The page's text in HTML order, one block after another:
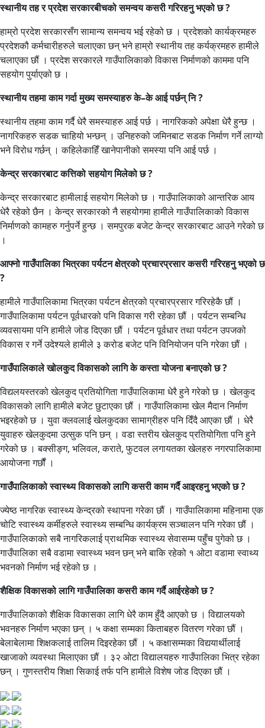
स्थानीय तह र प्रदेश सरकारबीचको समन्वय कसरी गरिरहनु भएको छ ?
हाम्रो प्रदेश सरकारसँग सामान्य समन्वय भई रहेको छ । प्रदेशको कार्यक्रमहरु
प्रदेशकौ कर्मचारीहरुले चलाएका छन् भने हाम्रो स्थानीय तह कर्यक्रमहरु हामीले
चलाएका छौं । प्रदेश सरकारले गाउँपालिकाको विकास निर्माणको काममा पनि
सहयोग पुर्याएको छ ।
स्थानीय तहमा काम गर्दा मुख्य समस्याहरु के–के आई पर्छन् नि ?
स्थानीय तहमा काम गर्दै धेरै समस्याहरु आई पर्छ । नागरिकको अपेक्षा धेरै हुन्छ ।
नागरिकहरु सडक चाहियो भन्छन् । उनिहरुको जमिनबाट सडक निर्माण गर्ने लाग्यो
भने विरोध गर्छन् । कहिलेकाहिँ खानेपानीको समस्या पनि आई पर्छ ।
केन्द्र सरकारबाट कत्तिको सहयोग मिलेको छ ?
केन्द्र सरकारबाट हामीलाई सहयोग मिलेको छ । गाउँपालिकाको आन्तरिक आय
धेरै रहेको छैन । केन्द्र सरकारको नै सहयोगमा हामीले गाउँपालिकाको विकास
निर्माणको कामहरु गर्नुपर्ने हुन्छ । समपुरक बजेट केन्द्र सरकारबाट आउने गरेको छ
।
आफ्नो गाउँपालिका भित्रका पर्यटन क्षेत्रको प्रचारप्रसार कसरी गरिरहनु भएको छ
?
हामीले गाउँपालिकामा भित्रका पर्यटन क्षेत्रको प्रचारप्रसार गरिरहेकै छौं ।
गाउँपालिकामा पर्यटन पूर्वधारको पनि विकास गरी रहेका छौं । पर्यटन सम्बन्धि
व्यवसायमा पनि हामीले जोड दिएका छौं । पर्यटन पूर्वधार तथा पर्यटन उपजको
विकास र गर्ने उदेश्यले हामीले ३ करोड बजेट पनि विनियोजन पनि गरेका छौं ।
गाउँपालिकाले खोलकुद विकासको लागि के कस्ता योजना बनाएको छ ?
विद्यलयस्तरको खेलकुद प्रतियोगिता गाउँपालिकामा धेरै हुने गरेको छ । खेलकुद
विकासको लागि हामीले बजेट छुटाएका छौं । गाउँपालिकामा खेल मैदान निर्माण
भइरहेको छ । युवा क्लवलाई खेलकुदका सामाग्रीहरु पनि दिँदै आएका छौं । धेरै
युवाहरु खेलकुदमा उत्सुक पनि छन् । वडा स्तरीय खेलकुद प्रतियोगिता पनि हुने
गरेको छ । बक्सीङ्ग, भलिवल, कराते, फुटवल लगायतका खेलहरु नगरपालिकामा
आयोजना गर्छौं ।
गाउँपालिकाको स्वास्थ्य विकासको लागि कसरी काम गर्दै आइरहनु भएको छ ?
ज्येष्ठ नागरिक स्वास्थ्य केन्द्रको स्थापना गरेका छौं । गाउँपालिकामा महिनामा एक
चोटि स्वास्थ्य कर्मीहरुले स्वास्थ्य सम्बन्धि कार्यक्रम सञ्चालन पनि गरेका छौं ।
गाउँपालिकाको सबै नागरिकलाई प्राथमिक स्वास्थ्य सेवासम्म पहुँच पुगेको छ ।
गाउँपालिका सबै वडामा स्वास्थ्य भवन छन् भने बाकि रहेको १ ओटा वडामा स्वाथ्य
भवनको निर्माण भई रहेको छ ।
शैक्षिक विकासको लागि गाउँपालिका कसरी काम गर्दै आईरहेको छ ?
गाउँपालिकाको शैक्षिक विकासका लागि धेरै काम हुँदै आएको छ । विद्यालयको
भवनहरु निर्माण भएका छन् । ५ कक्षा सम्मका किताबहरु वितरण गरेका छौं ।
बेलाबेलामा शिक्षकलाई तालिम दिइरहेका छौं । ५ कक्षासम्मका विद्ययार्थीलाई
खाजाको व्यवस्था मिलाएका छौं । ३२ ओटा विद्यालयहरु गाउँपालिका भित्र रहेका
छन् । गुणस्तरीय शिक्षा सिकाई तर्फ पनि हामीले विशेष जोड दिएका छौं ।